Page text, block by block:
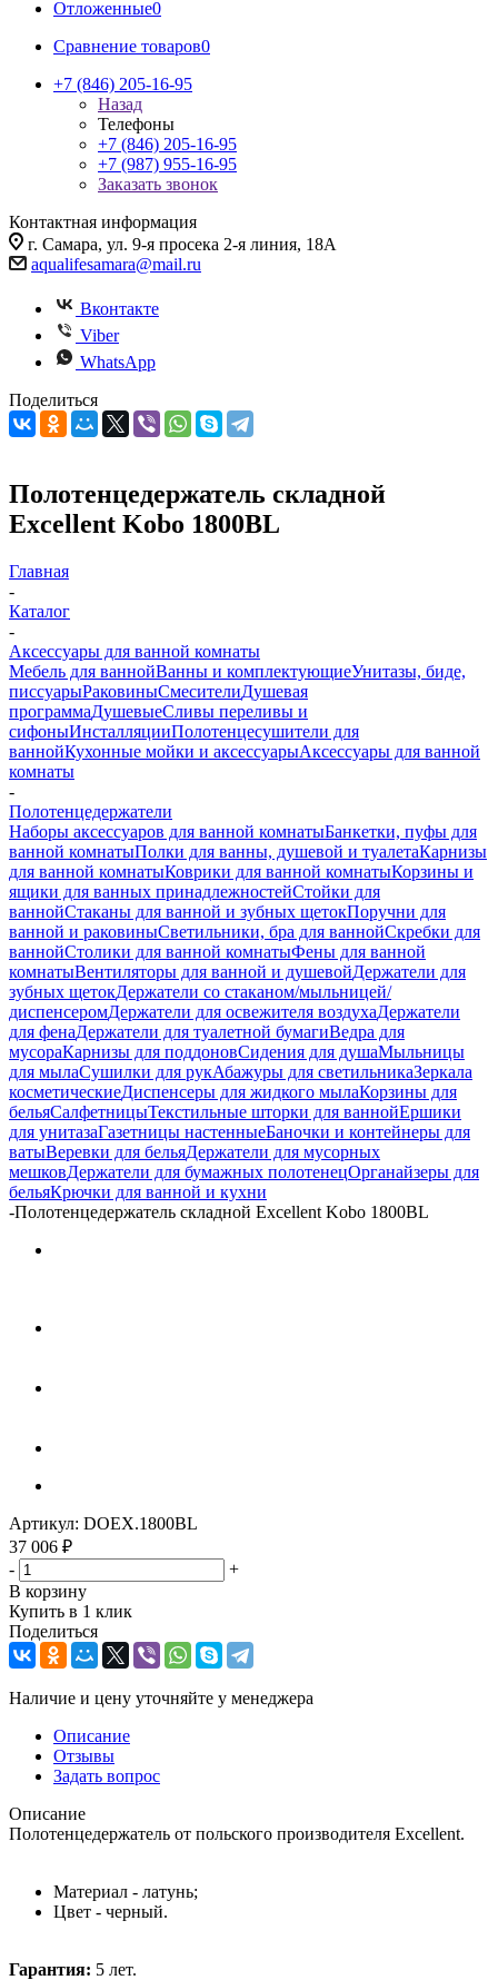
Отложенные0
Сравнение товаров0
+7 (846) 205-16-95
Назад
Телефоны
+7 (846) 205-16-95
+7 (987) 955-16-95
Заказать звонок
Контактная информация
г. Самара, ул. 9-я просека 2-я линия, 18А
aqualifesamara@mail.ru
Вконтакте
Viber
WhatsApp
Поделиться
Полотенцедержатель складной
Excellent Kobo 1800BL
Главная
-
Каталог
-
Аксессуары для ванной комнаты
Мебель для ваннойВанны и комплектующиеУнитазы, биде,
писсуарыРаковиныСмесителиДушевая
программаДушевыеСливы переливы и
сифоныИнсталляцииПолотенцесушители для
ваннойКухонные мойки и аксессуарыАксессуары для ванной
комнаты
-
Полотенцедержатели
Наборы аксессуаров для ванной комнатыБанкетки, пуфы для
ванной комнатыПолки для ванны, душевой и туалетаКарнизы
для ванной комнатыКоврики для ванной комнатыКорзины и
ящики для ванных принадлежностейСтойки для
ваннойСтаканы для ванной и зубных щетокПоручни для
ванной и раковиныСветильники, бра для ваннойСкребки для
ваннойСтолики для ванной комнатыФены для ванной
комнатыВентиляторы для ванной и душевойДержатели для
зубных щетокДержатели со стаканом/мыльницей/
диспенсеромДержатели для освежителя воздухаДержатели
для фенаДержатели для туалетной бумагиВедра для
мусораКарнизы для поддоновСидения для душаМыльницы
для мылаСушилки для рукАбажуры для светильникаЗеркала
косметическиеДиспенсеры для жидкого мылаКорзины для
бельяСалфетницыТекстильные шторки для ваннойЕршики
для унитазаГазетницы настенныеБаночки и контейнеры для
ватыВеревки для бельяДержатели для мусорных
мешковДержатели для бумажных полотенецОрганайзеры для
бельяКрючки для ванной и кухни
-Полотенцедержатель складной Excellent Kobo 1800BL
Артикул: DOEX.1800BL
37 006 ₽
-
+
В корзину
Купить в 1 клик
Поделиться
Наличие и цену уточняйте у менеджера
Описание
Отзывы
Задать вопрос
Описание
Полотенцедержатель от польского производителя Excellent.
Материал - латунь;
Цвет - черный.
Гарантия: 5 лет.